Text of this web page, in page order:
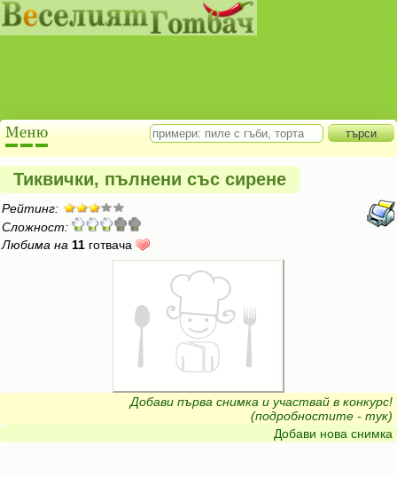
Тиквички, пълнени със сирене
Рейтинг:
Сложност:
Любима на 11 готвача
Добави първа снимка и участвай в конкурс!
(подробностите - тук)
Добави нова снимка